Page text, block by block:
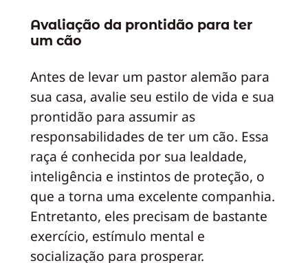
Avaliação da prontidão para ter
um cão
Antes de levar um pastor alemão para
sua casa, avalie seu estilo de vida e sua
prontidão para assumir as
responsabilidades de ter um cão. Essa
raça é conhecida por sua lealdade,
inteligência e instintos de proteção, o
que a torna uma excelente companhia.
Entretanto, eles precisam de bastante
exercício, estímulo mental e
socialização para prosperar.